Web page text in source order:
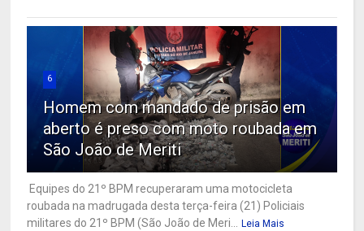
6
Homem com mandado de prisão em
aberto é preso com moto roubada em
São João de Meriti
Equipes do 21º BPM recuperaram uma motocicleta
roubada na madrugada desta terça-feira (21) Policiais
militares do 21º BPM (São João de Meri... Leia Mais